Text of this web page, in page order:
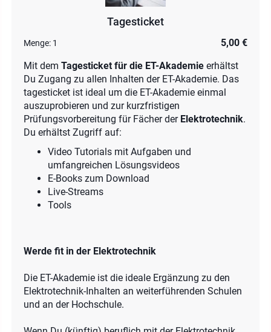
Tagesticket
Menge: 1
5,00 €
Mit dem Tagesticket für die ET-Akademie erhältst
Du Zugang zu allen Inhalten der ET-Akademie. Das
tagesticket ist ideal um die ET-Akademie einmal
auszuprobieren und zur kurzfristigen
Prüfungsvorbereitung für Fächer der Elektrotechnik.
Du erhältst Zugriff auf:
Video Tutorials mit Aufgaben und
umfangreichen Lösungsvideos
E-Books zum Download
Live-Streams
Tools
Werde fit in der Elektrotechnik
Die ET-Akademie ist die ideale Ergänzung zu den
Elektrotechnik-Inhalten an weiterführenden Schulen
und an der Hochschule.